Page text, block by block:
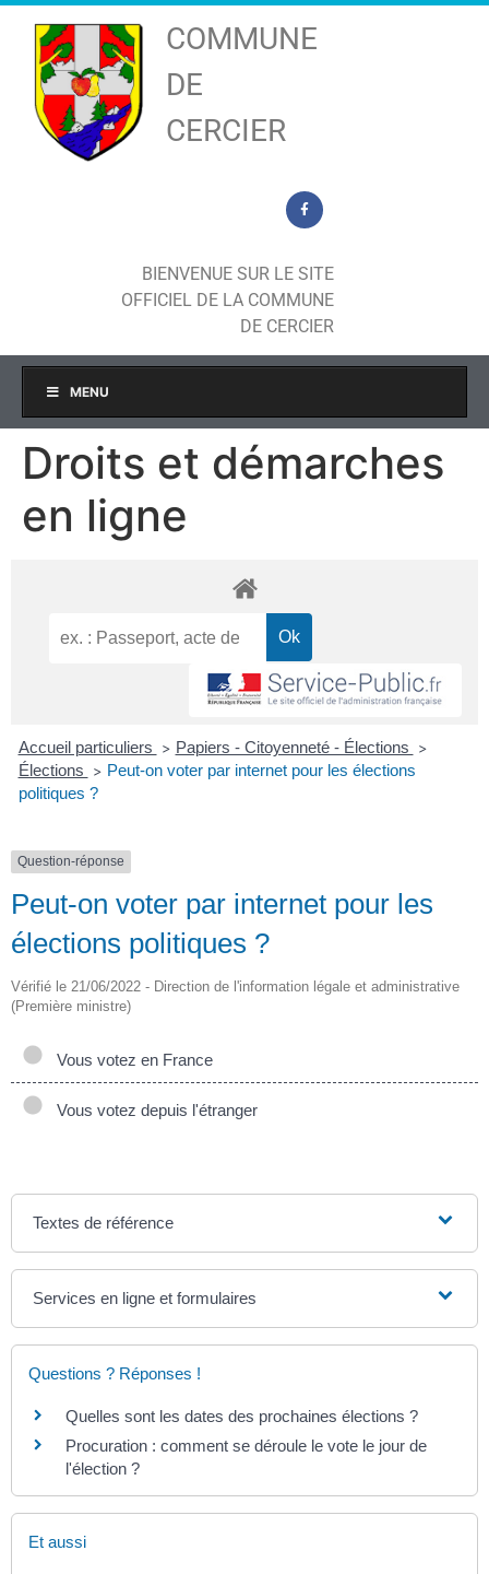
COMMUNE
DE
CERCIER
BIENVENUE SUR LE SITE
OFFICIEL DE LA COMMUNE
DE CERCIER
MENU
Droits et démarches
en ligne
Accueil particuliers > Papiers - Citoyenneté - Élections >
Élections > Peut-on voter par internet pour les élections
politiques ?
Question-réponse
Peut-on voter par internet pour les
élections politiques ?
Vérifié le 21/06/2022 - Direction de l'information légale et administrative
(Première ministre)
Vous votez en France
Vous votez depuis l'étranger
Textes de référence
Services en ligne et formulaires
Questions ? Réponses !
Quelles sont les dates des prochaines élections ?
Procuration : comment se déroule le vote le jour de
l'élection ?
Et aussi